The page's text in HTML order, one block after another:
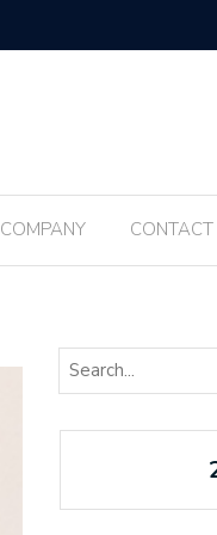
ពិធីបុណ្យ Tanabata ប្រចាំឆ្នាំ
COMPANY CONTACT